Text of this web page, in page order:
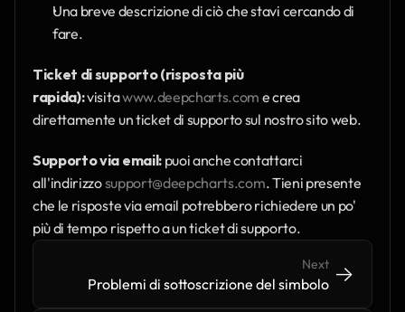
Una breve descrizione di ciò che stavi cercando di
fare.
Ticket di supporto (risposta più
rapida): visita www.deepcharts.com e crea
direttamente un ticket di supporto sul nostro sito web.
Supporto via email: puoi anche contattarci
all'indirizzo support@deepcharts.com. Tieni presente
che le risposte via email potrebbero richiedere un po'
più di tempo rispetto a un ticket di supporto.
Next
Problemi di sottoscrizione del simbolo
-> ->